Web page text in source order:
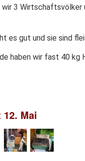
wir 3 Wirtschaftsvölker
es gut und sie sind
haben wir fast 40 kg
Mai